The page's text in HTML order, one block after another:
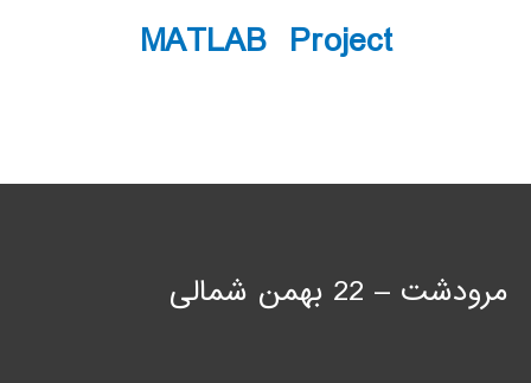
MATLAB Project
مرودشت – 22 بهمن شمالی